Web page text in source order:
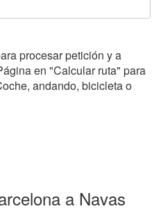
procesar petición y a
en "Calcular ruta" para
andando, bicicleta o
a Navas